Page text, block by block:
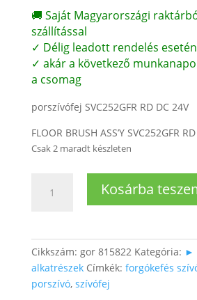
🚚 Saját Magyarországi
szállítással
✓ Délig leadott rendelés
✓ akár a következő
a csomag
porszívófej SVC252GFR RD DC 24V
FLOOR BRUSH ASS’Y SVC252GFR
Csak 2 maradt készleten
FREE
piros
színben
mennyiség
Kosárba
Cikkszám: gor 815822 Kategória: ►
alkatrészek Címkék: forgókefés
porszívó, szívófej